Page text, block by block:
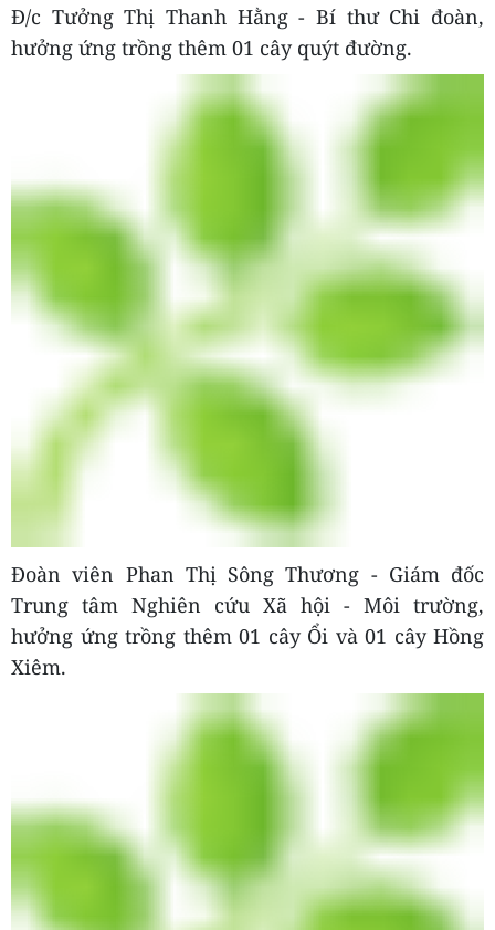
Đ/c Tưởng Thị Thanh Hằng - Bí thư Chi đoàn,
hưởng ứng trồng thêm 01 cây quýt đường.
Đoàn viên Phan Thị Sông Thương - Giám đốc
Trung tâm Nghiên cứu Xã hội - Môi trường,
hưởng ứng trồng thêm 01 cây Ổi và 01 cây Hồng
Xiêm.